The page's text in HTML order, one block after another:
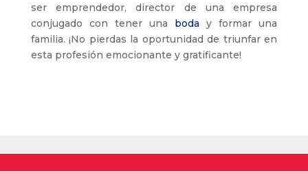
ser emprendedor, director de una empresa
conjugado con tener una boda y formar una
familia. ¡No pierdas la oportunidad de triunfar en
esta profesión emocionante y gratificante!